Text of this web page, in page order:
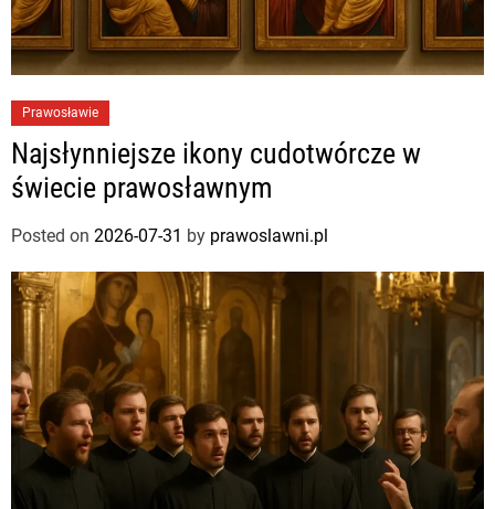
Prawosławie
Najsłynniejsze ikony cudotwórcze w
świecie prawosławnym
Posted on 2026-07-31 by prawoslawni.pl